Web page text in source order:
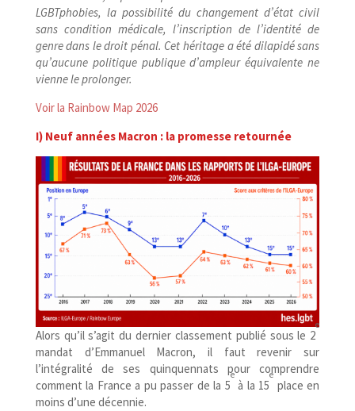
LGBTphobies, la possibilité du changement d’état civil
sans condition médicale, l’inscription de l’identité de
genre dans le droit pénal. Cet héritage a été dilapidé sans
qu’aucune politique publique d’ampleur équivalente ne
vienne le prolonger.
Voir la Rainbow Map 2026
I) Neuf années Macron : la promesse retournée
Alors qu’il s’agit du dernier classement publié sous le 2
e
mandat d’Emmanuel Macron, il faut revenir sur
l’intégralité de ses quinquennats pour comprendre
comment la France a pu passer de la 5
e
à la 15
e
place en
moins d’une décennie.